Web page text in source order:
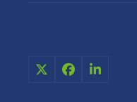
X FacebookLinkedIn